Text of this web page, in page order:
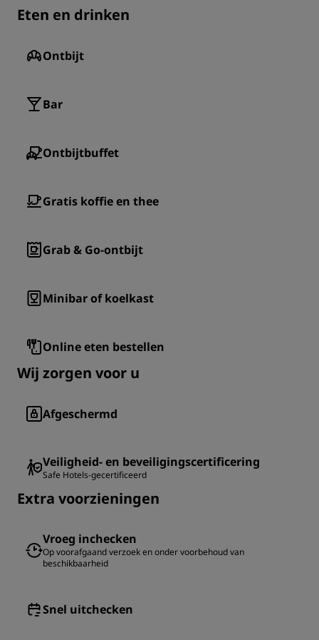
Eten en drinken
Ontbijt
Bar
Ontbijtbuffet
Gratis koffie en thee
Grab & Go-ontbijt
Minibar of koelkast
Online eten bestellen
Wij zorgen voor u
Afgeschermd
Veiligheid- en beveiligingscertificering
Safe Hotels-gecertificeerd
Extra voorzieningen
Vroeg inchecken
Op voorafgaand verzoek en onder voorbehoud van
beschikbaarheid
Snel uitchecken